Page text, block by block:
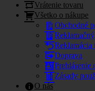
Vrátenie tovaru
Všetko o nákupe
Obchodné
Reklamácia
Doprava
Prehlásenie
Zásady
O nás